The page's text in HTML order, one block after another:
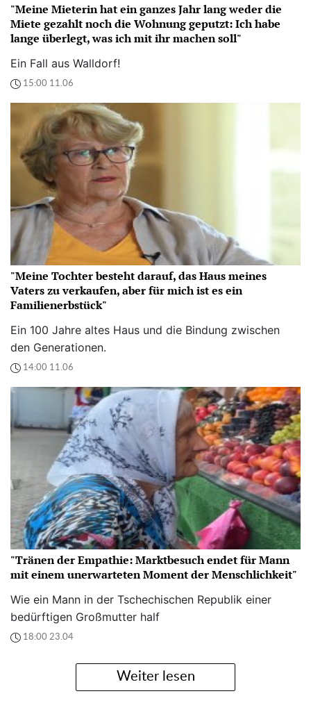
"Meine Mieterin hat ein ganzes Jahr lang weder die
Miete gezahlt noch die Wohnung geputzt: Ich habe
lange überlegt, was ich mit ihr machen soll"
Ein Fall aus Walldorf!
15:00 11.06
"Meine Tochter besteht darauf, das Haus meines
Vaters zu verkaufen, aber für mich ist es ein
Familienerbstück"
Ein 100 Jahre altes Haus und die Bindung zwischen
den Generationen.
14:00 11.06
"Tränen der Empathie: Marktbesuch endet für Mann
mit einem unerwarteten Moment der Menschlichkeit"
Wie ein Mann in der Tschechischen Republik einer
bedürftigen Großmutter half
18:00 23.04
Weiter lesen